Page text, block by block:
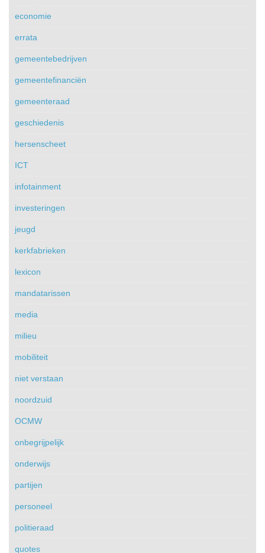
economie
errata
gemeentebedrijven
gemeentefinanciën
gemeenteraad
geschiedenis
hersenscheet
ICT
infotainment
investeringen
jeugd
kerkfabrieken
lexicon
mandatarissen
media
milieu
mobiliteit
niet verstaan
noordzuid
OCMW
onbegrijpelijk
onderwijs
partijen
personeel
politieraad
quotes